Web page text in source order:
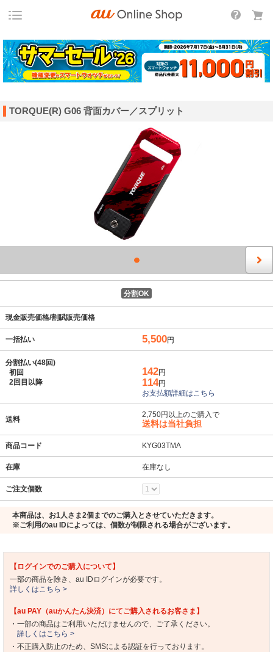
TORQUE(R) G06 背面カバー／スプリット
分割OK
現金販売価格/割賦販売価格
一括払い 5,500円
分割払い(48回)
初回
2回目以降
142円
114円
お支払額詳細はこちら
送料
2,750円以上のご購入で
送料は当社負担
商品コード KYG03TMA
在庫 在庫なし
ご注文個数
本商品は、お1人さま2個までのご購入とさせていただきます。
※ご利用のau IDによっては、個数が制限される場合がございます。
【ログインでのご購入について】
一部の商品を除き、au IDログインが必要です。
詳しくはこちら >
【au PAY（auかんたん決済）にてご購入されるお客さま】
・一部の商品はご利用いただけませんので、ご了承ください。
詳しくはこちら >
・不正購入防止のため、SMSによる認証を行っております。